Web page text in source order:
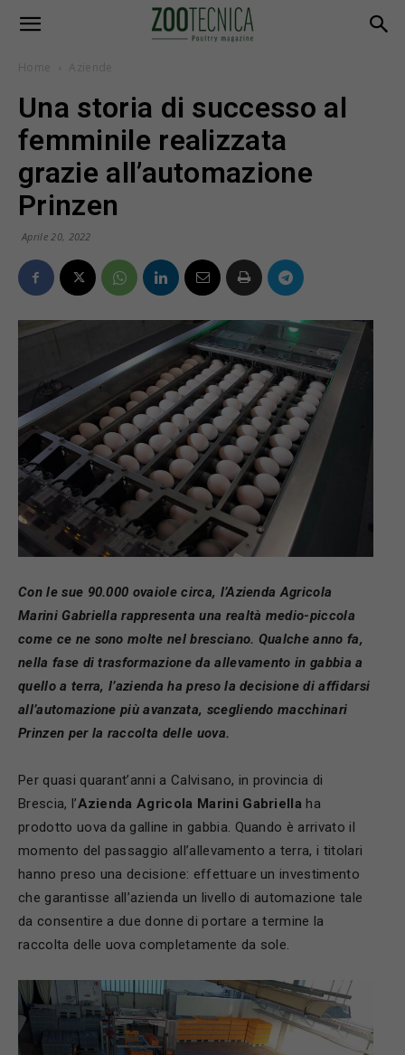
Home Aziende
Una storia di successo al
femminile realizzata
grazie all’automazione
Prinzen
Aprile 20, 2022
Con le sue 90.000 ovaiole circa, l’Azienda Agricola
Marini Gabriella rappresenta una realtà medio-piccola
come ce ne sono molte nel bresciano. Qualche anno fa,
nella fase di trasformazione da allevamento in gabbia a
quello a terra, l’azienda ha preso la decisione di affidarsi
all’automazione più avanzata, scegliendo macchinari
Prinzen per la raccolta delle uova.
Per quasi quarant’anni a Calvisano, in provincia di
Brescia, l’Azienda Agricola Marini Gabriella ha
prodotto uova da galline in gabbia. Quando è arrivato il
momento del passaggio all’allevamento a terra, i titolari
hanno preso una decisione: effettuare un investimento
che garantisse all’azienda un livello di automazione tale
da consentire a due donne di portare a termine la
raccolta delle uova completamente da sole.